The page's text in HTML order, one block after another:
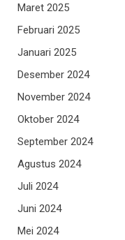
Maret 2025
Februari 2025
Januari 2025
Desember 2024
November 2024
Oktober 2024
September 2024
Agustus 2024
Juli 2024
Juni 2024
Mei 2024